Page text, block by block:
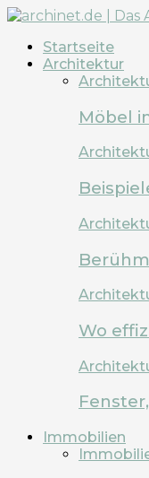
Startseite
Architektur
Möbel
Wo
Immobilien